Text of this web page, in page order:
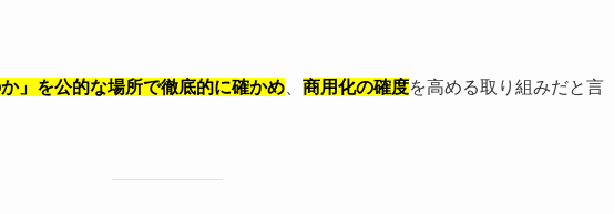
」を公的な場所で徹底的に確かめ 商用化の確度を高める取り組みだと言